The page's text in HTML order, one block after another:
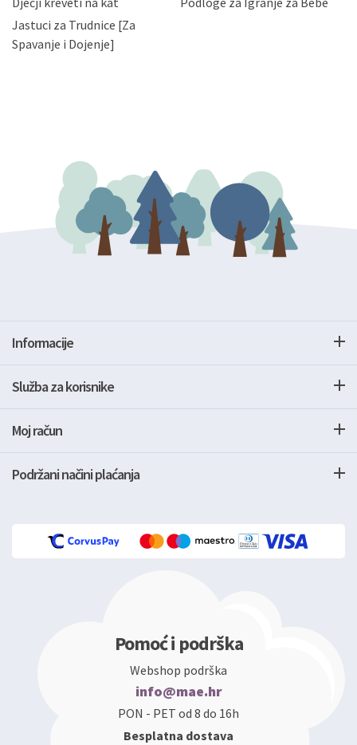
zatražiti prestanak aktivnosti obrade Vaših osobnih
podataka. Opoziv privole možete podnijeti poštom na
gore navedenu adresu ili e-mailom na adresu:
Jastuci za Trudnice [Za
Spavanje i Dojenje]
Informacije
Služba za korisnike
Moj račun
Podržani načini plaćanja
Pomoć i podrška
Webshop podrška
info@mae.hr
PON - PET od 8 do 16h
Besplatna dostava